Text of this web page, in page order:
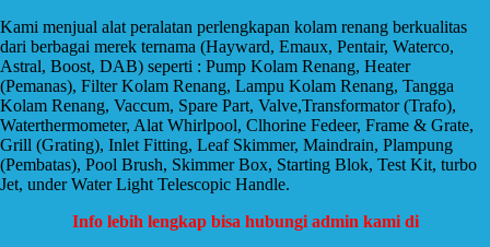
Kami menjual alat peralatan perlengkapan kolam renang berkualitas
dari berbagai merek ternama (Hayward, Emaux, Pentair, Waterco,
Astral, Boost, DAB) seperti : Pump Kolam Renang, Heater
(Pemanas), Filter Kolam Renang, Lampu Kolam Renang, Tangga
Kolam Renang, Vaccum, Spare Part, Valve,Transformator (Trafo),
Waterthermometer, Alat Whirlpool, Clhorine Fedeer, Frame & Grate,
Grill (Grating), Inlet Fitting, Leaf Skimmer, Maindrain, Plampung
(Pembatas), Pool Brush, Skimmer Box, Starting Blok, Test Kit, turbo
Jet, under Water Light Telescopic Handle.
Info lebih lengkap bisa hubungi admin kami di